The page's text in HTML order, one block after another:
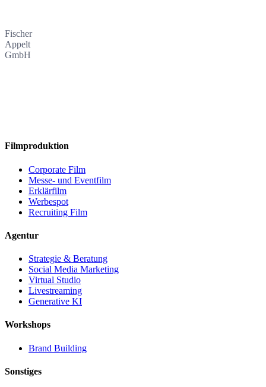
Fischer
Appelt
GmbH
Filmproduktion
Corporate Film
Messe- und Eventfilm
Erklärfilm
Werbespot
Recruiting Film
Agentur
Strategie & Beratung
Social Media Marketing
Virtual Studio
Livestreaming
Generative KI
Workshops
Brand Building
Sonstiges